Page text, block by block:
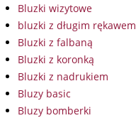
Bluzki wizytowe
bluzki z długim rękawem
Bluzki z falbaną
Bluzki z koronką
Bluzki z nadrukiem
Bluzy basic
Bluzy bomberki